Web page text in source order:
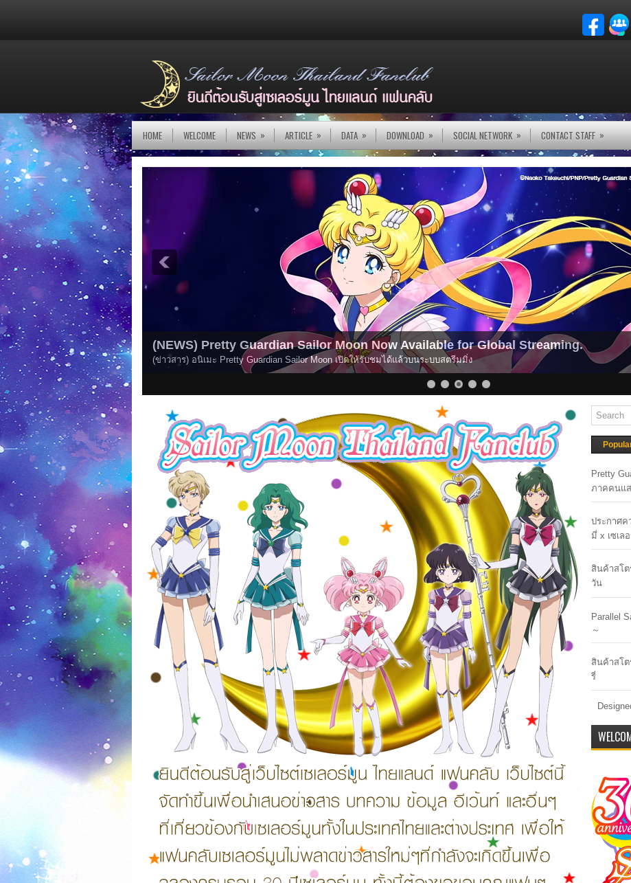
HOME WELCOME NEWS » ARTICLE » DATA » DOWNLOAD » SOCIAL NETWORK » CONTACT STAFF »
(News) Pretty Guardian Sailor Moon -Shining Theater Shinagawa Tokyo- officially
(ข่าวสาร) Pretty Guardian Sailor Moon -Shining Theater Shinagawa Tokyo- พร้อมเปิดตัวอย่างเป็นทางการเดือนเมษายน
1 2 3 4
Pretty
ภาคคนแ
ประกาศค
มี่ x เซเล
สินค้าสโ
วัน
Parallel
～
สินค้าสโต
รี่